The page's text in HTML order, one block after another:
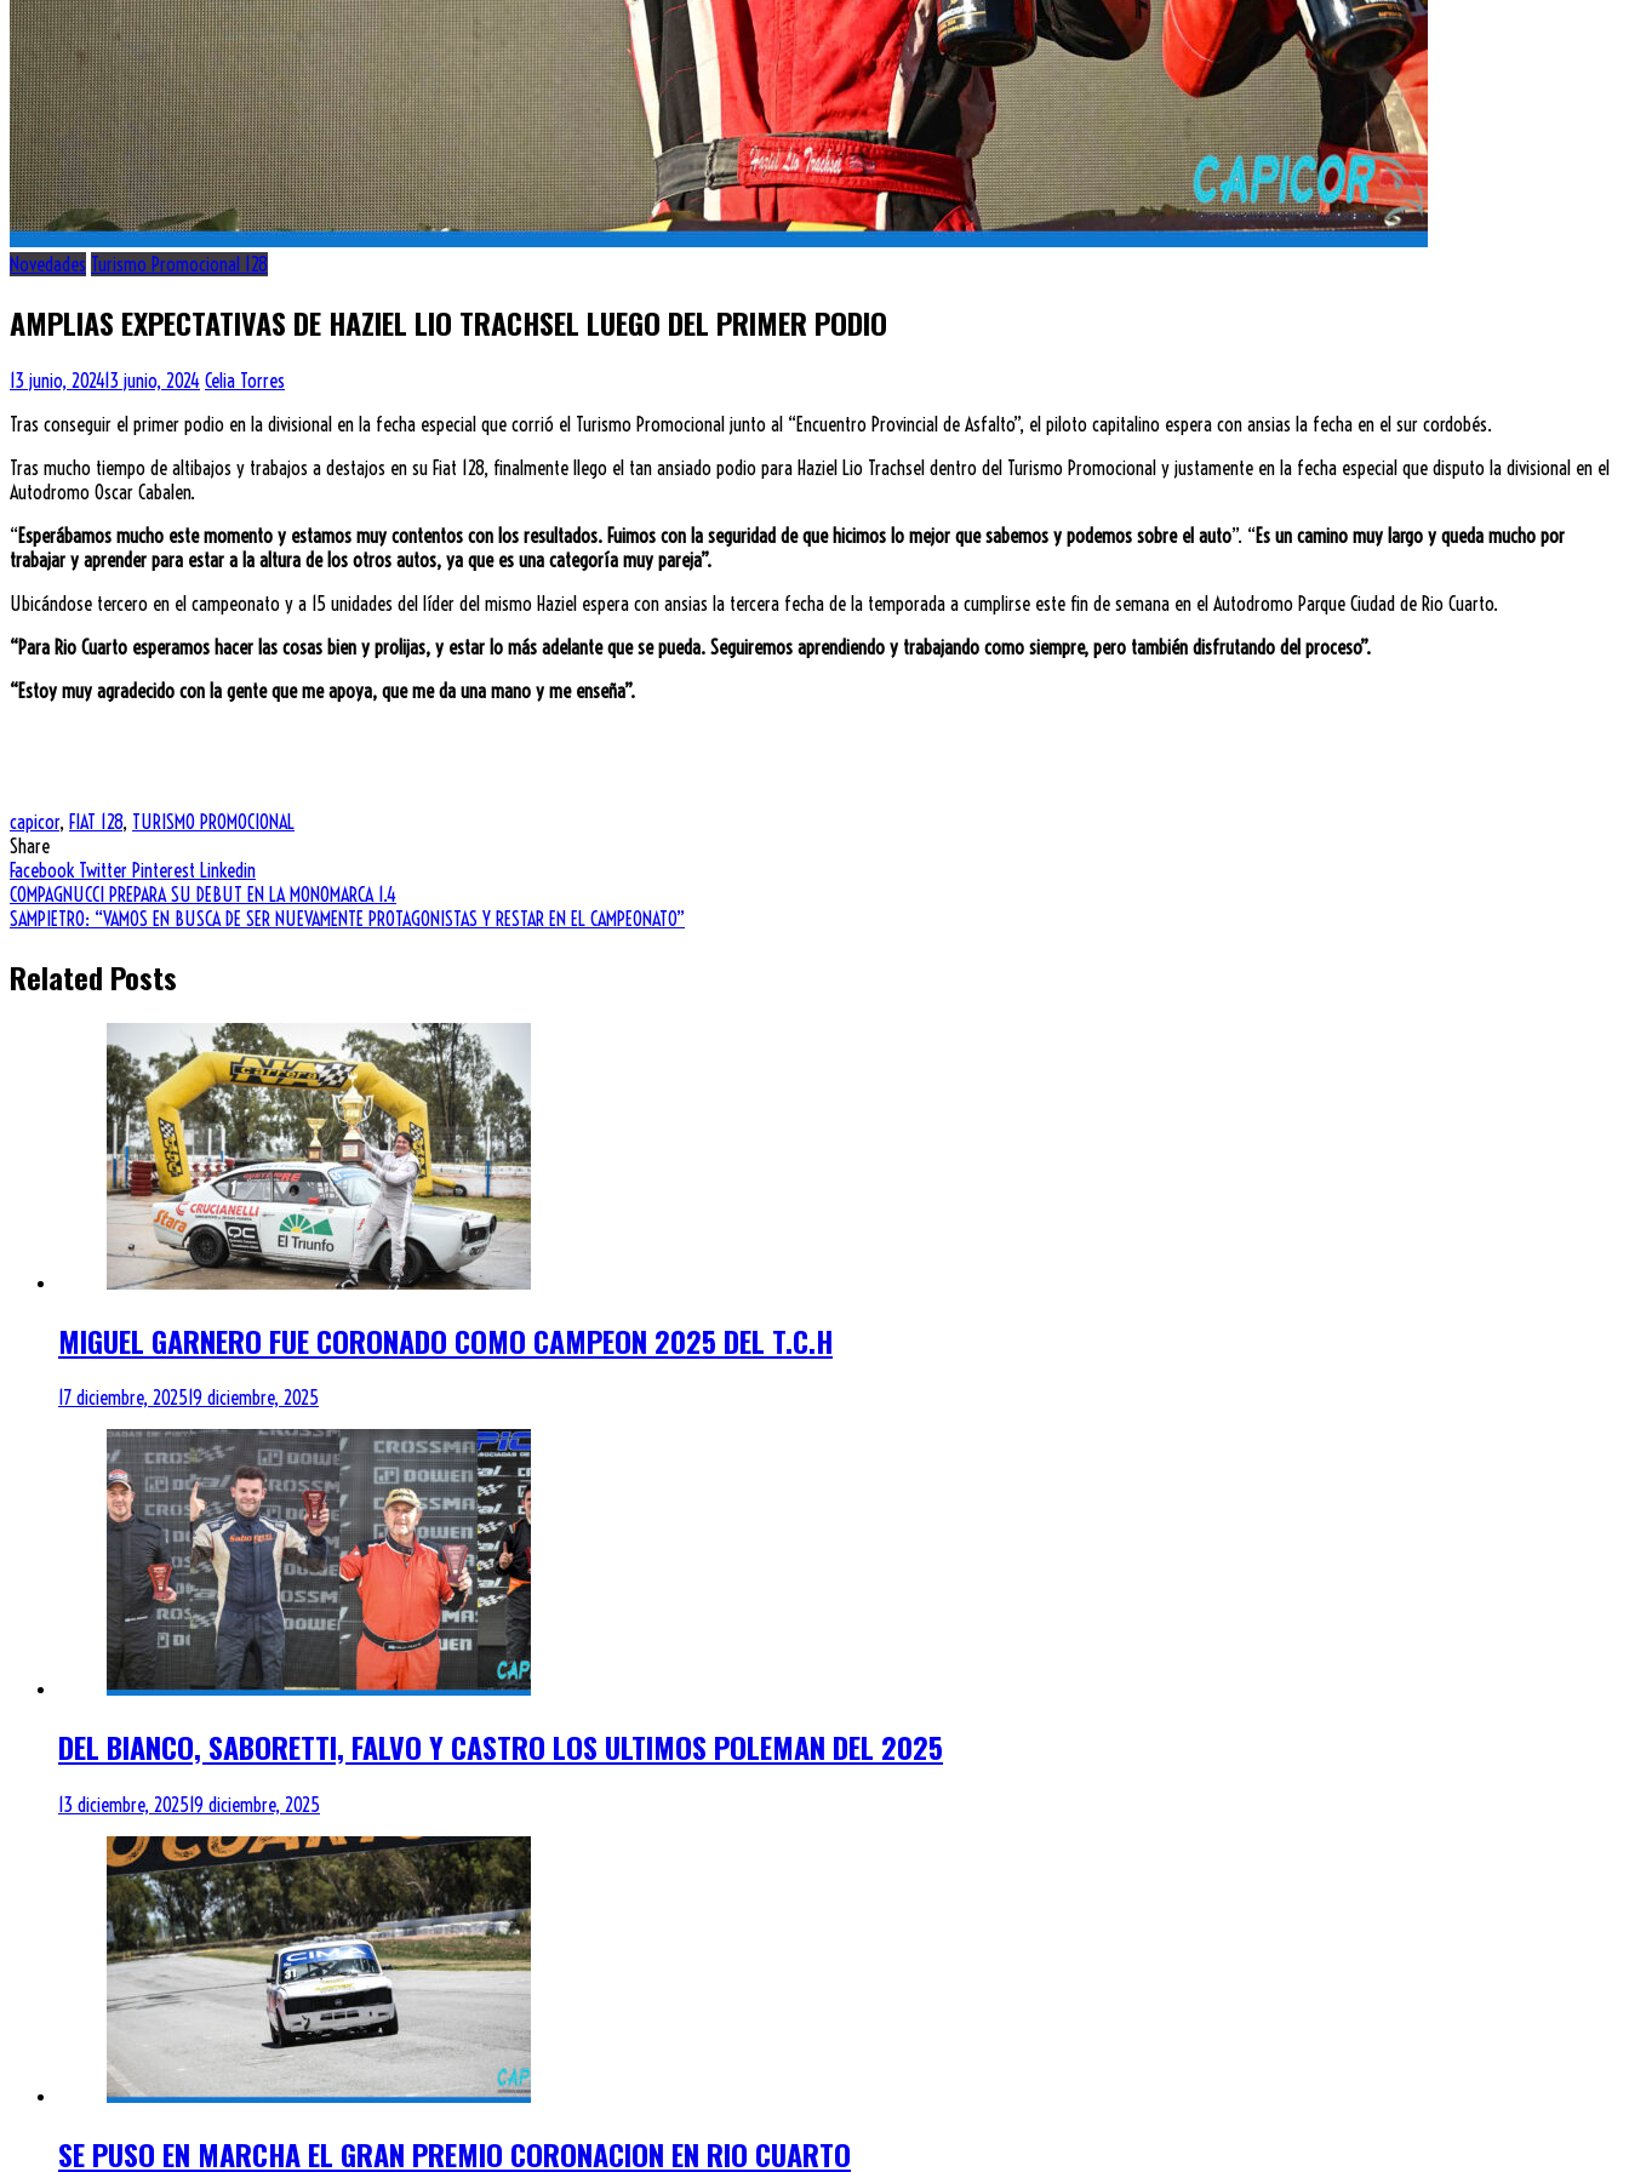
Novedades Turismo Promocional 128
AMPLIAS EXPECTATIVAS DE HAZIEL LIO TRACHSEL LUEGO DEL PRIMER PODIO
13 junio, 202413 junio, 2024 Celia Torres
Tras conseguir el primer podio en la divisional en la fecha especial que corrió el Turismo Promocional junto al “Encuentro Provincial de Asfalto”, el piloto capitalino espera con ansias la fecha en el sur cordobés.
Tras mucho tiempo de altibajos y trabajos a destajos en su Fiat 128, finalmente llego el tan ansiado podio para Haziel Lio Trachsel dentro del Turismo Promocional y justamente en la fecha especial que disputo la divisional en el
Autodromo Oscar Cabalen.
“Esperábamos mucho este momento y estamos muy contentos con los resultados. Fuimos con la seguridad de que hicimos lo mejor que sabemos y podemos sobre el auto”. “Es un camino muy largo y queda mucho por
trabajar y aprender para estar a la altura de los otros autos, ya que es una categoría muy pareja”.
Ubicándose tercero en el campeonato y a 15 unidades del líder del mismo Haziel espera con ansias la tercera fecha de la temporada a cumplirse este fin de semana en el Autodromo Parque Ciudad de Rio Cuarto.
“Para Rio Cuarto esperamos hacer las cosas bien y prolijas, y estar lo más adelante que se pueda. Seguiremos aprendiendo y trabajando como siempre, pero también disfrutando del proceso”.
“Estoy muy agradecido con la gente que me apoya, que me da una mano y me enseña”.
capicor, FIAT 128, TURISMO PROMOCIONAL
Share
Facebook Twitter Pinterest Linkedin
Navegación
entradas
COMPAGNUCCI PREPARA SU DEBUT EN LA MONOMARCA 1.4
SAMPIETRO: “VAMOS EN BUSCA DE SER NUEVAMENTE PROTAGONISTAS Y RESTAR EN EL CAMPEONATO”
Related Posts
MIGUEL GARNERO FUE CORONADO COMO CAMPEON 2025 DEL T.C.H
17 diciembre, 202519 diciembre, 2025
DEL BIANCO, SABORETTI, FALVO Y CASTRO LOS ULTIMOS POLEMAN DEL 2025
13 diciembre, 202519 diciembre, 2025
SE PUSO EN MARCHA EL GRAN PREMIO CORONACION EN RIO CUARTO